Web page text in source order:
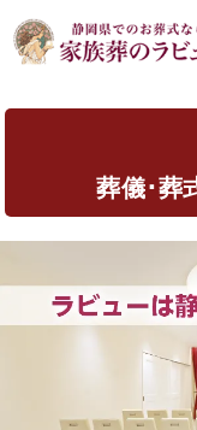
葬儀･葬